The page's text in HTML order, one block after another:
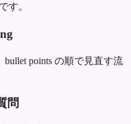
す。
points の順で見直す流
問